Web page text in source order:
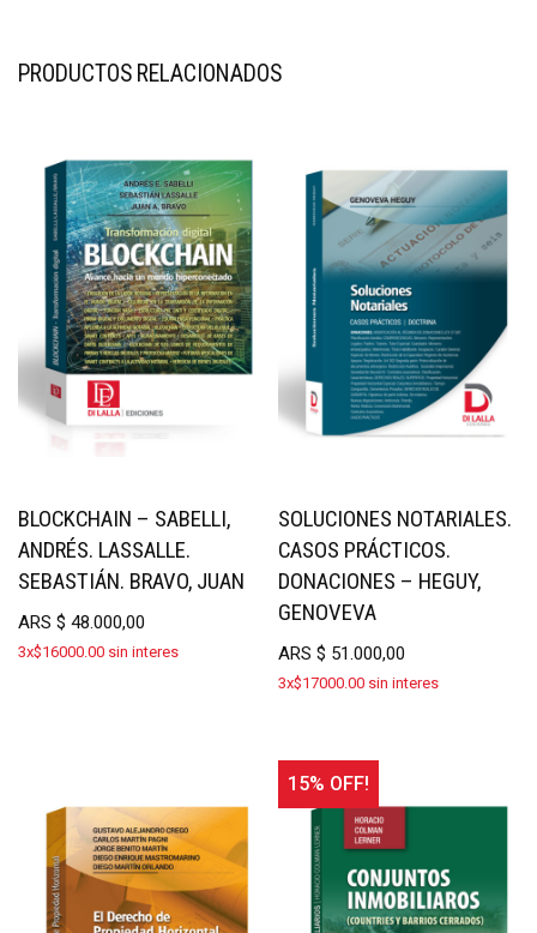
PRODUCTOS RELACIONADOS
BLOCKCHAIN – SABELLI,
ANDRÉS. LASSALLE.
SEBASTIÁN. BRAVO, JUAN
ARS $ 48.000,00
3x$16000.00 sin interes
SOLUCIONES NOTARIALES.
CASOS PRÁCTICOS.
DONACIONES – HEGUY,
GENOVEVA
ARS$ 51.000,00
3x$17000.00 sin interes
15% OFF!